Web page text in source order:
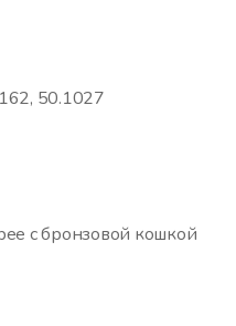
50.1027
с бронзовой кошкой